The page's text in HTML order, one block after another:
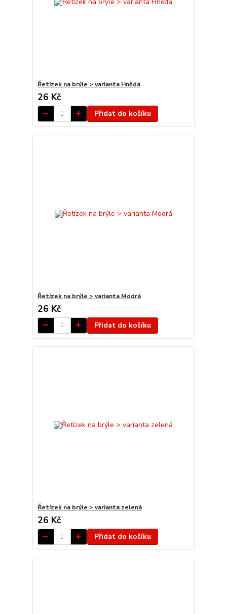
Řetízek na brýle > varianta Hnědá
26 Kč
Přidat do košíku
Řetízek na brýle > varianta Modrá
26 Kč
Přidat do košíku
Řetízek na brýle > varianta zelená
26 Kč
Přidat do košíku